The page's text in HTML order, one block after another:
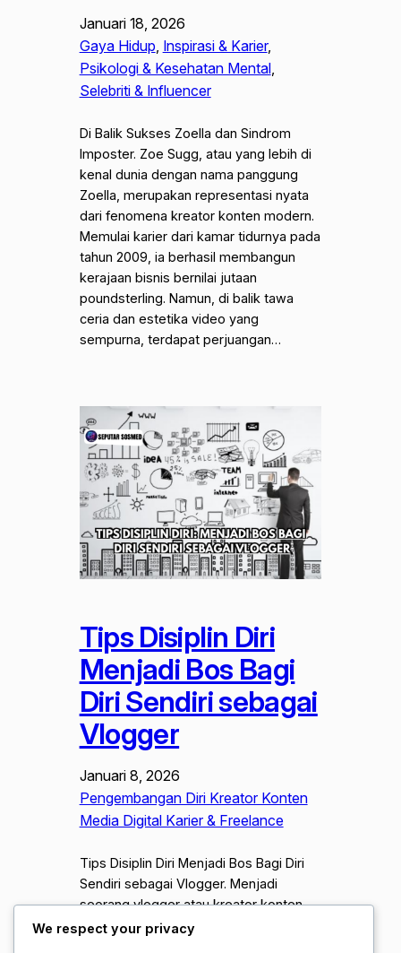
Januari 18, 2026
Gaya Hidup Inspirasi & Karier
Psikologi & Kesehatan Mental
Selebriti & Influencer
Di Balik Sukses Zoella dan Sindrom
Imposter. Zoe Sugg, atau yang lebih di
kenal dunia dengan nama panggung
Zoella, merupakan representasi nyata
dari fenomena kreator konten modern.
Memulai karier dari kamar tidurnya pada
tahun 2009, ia berhasil membangun
kerajaan bisnis bernilai jutaan
poundsterling. Namun, di balik tawa
ceria dan estetika video yang
sempurna, terdapat perjuangan…
Tips Disiplin Diri
Menjadi Bos Bagi
Diri Sendiri sebagai
Vlogger
Januari 8, 2026
Pengembangan Diri Kreator Konten
Media Digital Karier & Freelance
Tips Disiplin Diri Menjadi Bos Bagi Diri
Sendiri sebagai Vlogger. Menjadi
seorang vlogger atau kreator konten
penuh waktu sering kali di anggap
We respect your privacy